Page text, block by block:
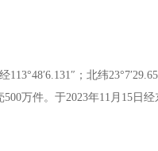
113°48′6.131″ ；北纬23°7′
500万件。 于2023年11月15日